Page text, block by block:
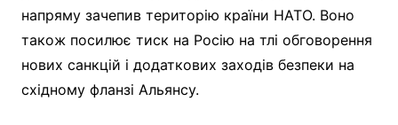
напряму зачепив територію країни НАТО. Воно
також посилює тиск на Росію на тлі обговорення
нових санкцій і додаткових заходів безпеки на
східному фланзі Альянсу.